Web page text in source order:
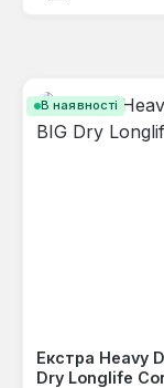
В наявності
Екстра Heavy
Dry Longlife